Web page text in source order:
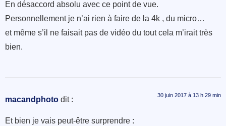
En désaccord absolu avec ce point de vue.
Personnellement je n’ai rien à faire de la 4k , du micro…
et même s’il ne faisait pas de vidéo du tout cela m’irait très
bien.
macandphoto dit : 30 juin 2017 à 13 h 29 min
Et bien je vais peut-être surprendre :